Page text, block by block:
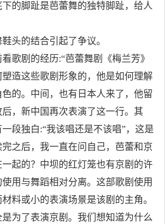
的脚趾是芭蕾舞的独特脚趾，给人
头的结合引起了争议。
歌剧的经历:“芭蕾舞剧《梅兰芳》
造这些歌剧形象的，他是如何理解
的。中间，也有日本人来了，他留
，新中国再次表演了这一行。其
段独白:“我该唱还是不该唱”，这是
之后，我一直在问自己，芭蕾和京
起的？中坝的红灯笼也有京剧的许
用与舞蹈相对分离。这部歌剧使用
料或小的表演场景是该剧的主角。
为了表演京剧。我们想知道为什么